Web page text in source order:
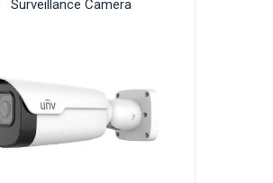
Surveillance Camera